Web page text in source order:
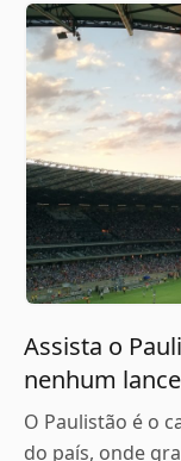
Assista o
nenhum
O Paulistão é o
do país, onde